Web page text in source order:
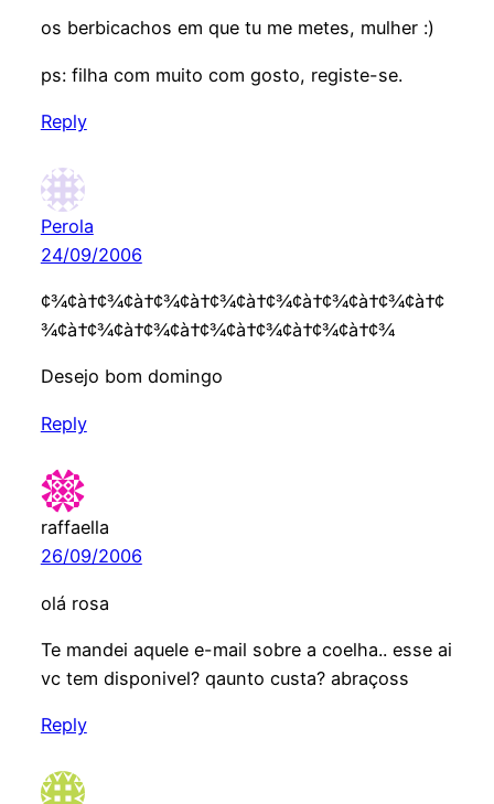
os berbicachos em que tu me metes, mulher :)
ps: filha com muito com gosto, registe-se.
Reply
Perola
24/09/2006
¢¾¢à†¢¾¢à†¢¾¢à†¢¾¢à†¢¾¢à†¢¾¢à†¢¾¢à†¢
¾¢à†¢¾¢à†¢¾¢à†¢¾¢à†¢¾¢à†¢¾¢à†¢¾
Desejo bom domingo
Reply
raffaella
26/09/2006
olá rosa
Te mandei aquele e-mail sobre a coelha.. esse ai
vc tem disponivel? qaunto custa? abraçoss
Reply